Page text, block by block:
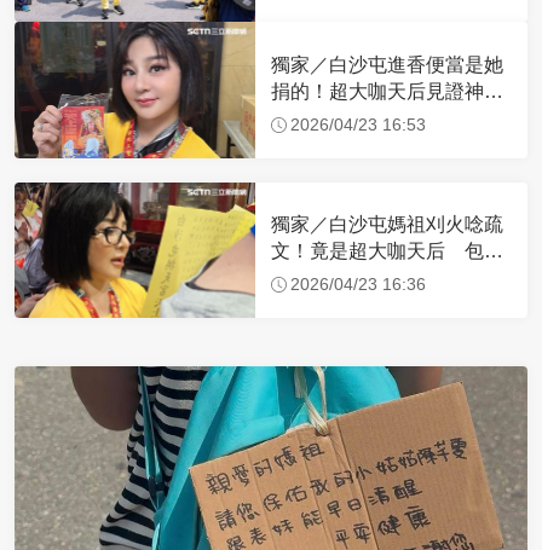
獨家／白沙屯進香便當是她
捐的！超大咖天后見證神
蹟 一靠近媽祖就爆哭
2026/04/23 16:53
獨家／白沙屯媽祖刈火唸疏
文！竟是超大咖天后 包尿
布忍尿5小時不喊累
2026/04/23 16:36